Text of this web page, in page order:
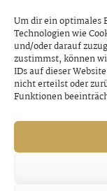
Um dir ein optimales
Technologien wie
und/oder darauf
zustimmst, können
IDs auf dieser
nicht erteilst oder
Funktionen
VORHERIGER
Letzter
Zillertal
Mittwoch, 25.
Ähnliche